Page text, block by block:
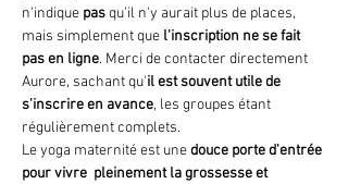
n'indique pas qu'il n'y aurait plus de places,
mais simplement que l'inscription ne se fait
pas en ligne. Merci de contacter directement
Aurore, sachant qu'il est souvent utile de
s'inscrire en avance, les groupes étant
régulièrement complets.
Le yoga maternité est une douce porte d'entrée
pour vivre  pleinement la grossesse et